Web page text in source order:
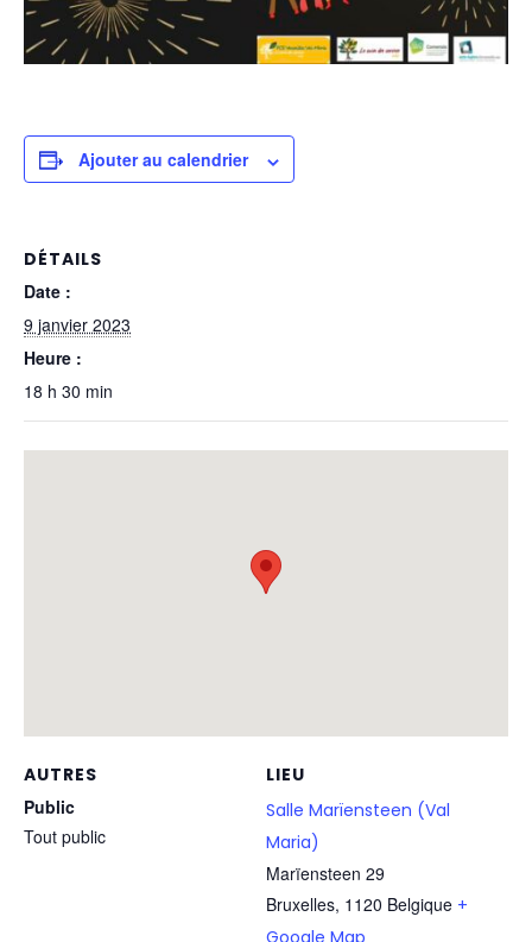
Ajouter au calendrier
DÉTAILS
Date :
9 janvier 2023
Heure :
18 h 30 min
LIEU
Salle Marïensteen (Val
Maria)
Marïensteen 29
Bruxelles, 1120 Belgique +
AUTRES
Public
Tout public